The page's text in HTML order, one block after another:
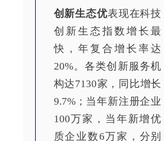
创新生态优表现在科技
创新生态指数增长最
快，年复合增长率达
20%。各类创新服务机
构达7130家，同比增长
9.7%；当年新注册企业
100万家，当年新增优
质企业数6万家，分别